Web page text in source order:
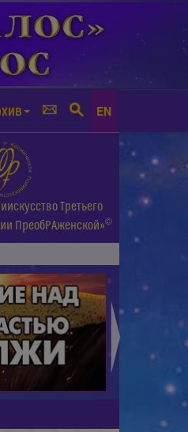
EN
Третьего
ПреобРАженской»©
►